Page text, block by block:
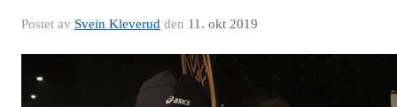
Postet av Svein Kleverud den 11. okt 2019